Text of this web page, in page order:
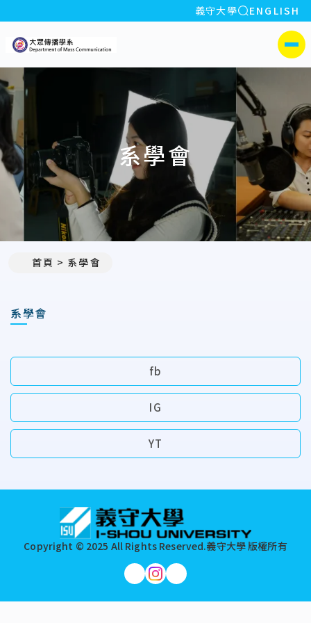
:::
義守大學 全站搜索
ENGLISH
側選單
系學會
首頁 系學會
系學會
fb
IG
YT
Copyright © 2025 All Rights Reserved.義守大學 版權所有